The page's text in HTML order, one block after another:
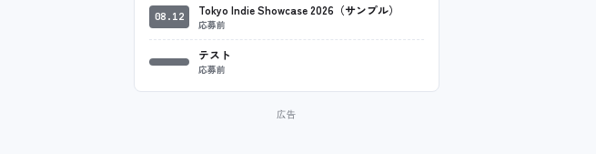
08.12 Tokyo Indie Showcase 2026（サンプル）
応募前
テスト
応募前